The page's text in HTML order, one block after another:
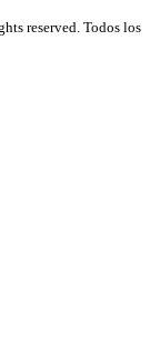
reserved. Todos los